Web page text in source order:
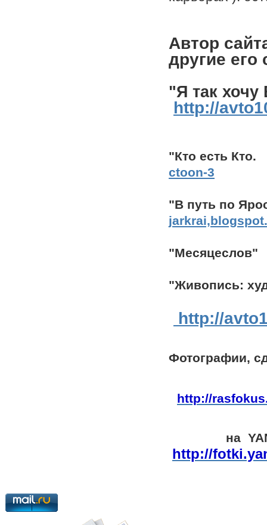
Автор
другие его
"Я так
http://
"Кто есть
ctoon-3
"В путь по
"Живопись:
http://
Фотографии,
http://
на
http://